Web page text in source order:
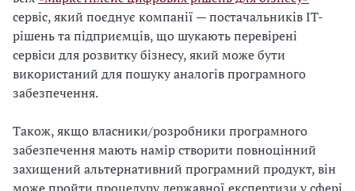
сервіс, який поєднує компанії — постачальників ІТ-
рішень та підприємців, що шукають перевірені
сервіси для розвитку бізнесу, який може бути
використаний для пошуку аналогів програмного
забезпечення.
Також, якщо власники/розробники програмного
забезпечення мають намір створити повноцінний
захищений альтернативний програмний продукт, він